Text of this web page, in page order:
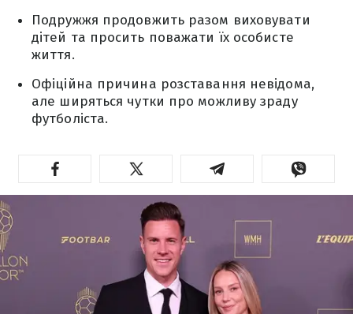
Подружжя продовжить разом виховувати
дітей та просить поважати їх особисте
життя.
Офіційна причина розставання невідома,
але ширяться чутки про можливу зраду
футболіста.